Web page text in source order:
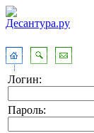
Логин:
Пароль: